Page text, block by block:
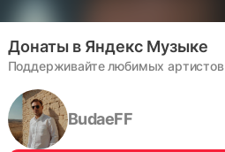
Донаты в Яндекс Музыке
Поддерживайте любимых артистов
BudaeFF